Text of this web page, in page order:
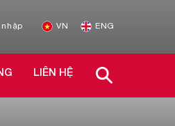
VN ENG
LIÊN HỆ